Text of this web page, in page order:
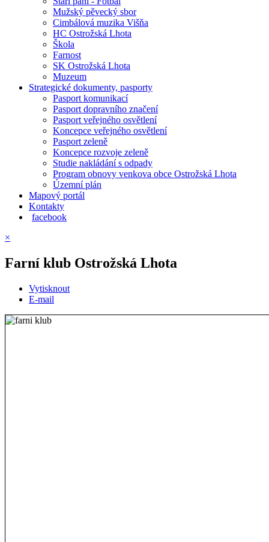
Mužský pěvecký sbor
Cimbálová muzika Višňa
HC Ostrožská Lhota
Škola
Farnost
SK Ostrožská Lhota
Muzeum
Strategické dokumenty, pasporty
Pasport komunikací
Pasport dopravního značení
Pasport veřejného osvětlení
Koncepce veřejného osvětlení
Pasport zeleně
Koncepce rozvoje zeleně
Studie nakládání s odpady
Program obnovy venkova obce Ostrožská Lhota
Územní plán
Mapový portál
Kontakty
facebook
×
Farní klub Ostrožská Lhota
Vytisknout
E-mail